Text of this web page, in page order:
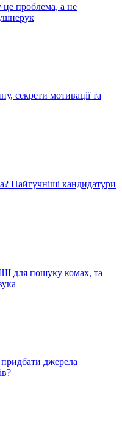
це проблема, а не
секрети мотивації та
Найгучніші кандидатури
для пошуку комах, та
джерела